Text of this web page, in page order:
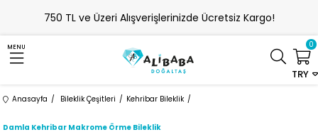
750 TL ve Üzeri Alışverişlerinizde Ücretsiz Kargo!
MENU
TRY
0
Anasayfa Bileklik Çeşitleri Kehribar Bileklik
Damla Kehribar Makrome Örme Bileklik